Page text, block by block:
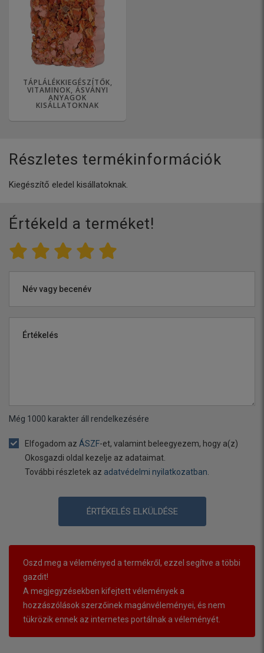
TÁPLÁLÉKKIEGÉSZÍTŐK,
VITAMINOK, ÁSVÁNYI
ANYAGOK
KISÁLLATOKNAK
Részletes termékinformációk
Kiegészítő eledel kisállatoknak.
Értékeld a terméket!
Név vagy becenév
Értékelés
Még 1000 karakter áll rendelkezésére
Elfogadom az ÁSZF-et, valamint beleegyezem, hogy a(z)
Okosgazdi oldal kezelje az adataimat.
További részletek az adatvédelmi nyilatkozatban.
ÉRTÉKELÉS ELKÜLDÉSE
Oszd meg a véleményed a termékről, ezzel segítve a többi
gazdit!
A megjegyzésekben kifejtett vélemények a
hozzászólások szerzőinek magánvéleményei, és nem
tükrözik ennek az internetes portálnak a véleményét.